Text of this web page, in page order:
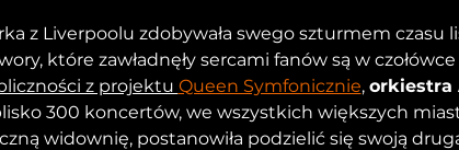
z Liverpoolu zdobywała swego szturmem czasu
które zawładnęły sercami fanów są w
z projektu Queen Symfonicznie, orkiestra
300 koncertów, we wszystkich większych
widownię, postanowiła podzielić się swoją